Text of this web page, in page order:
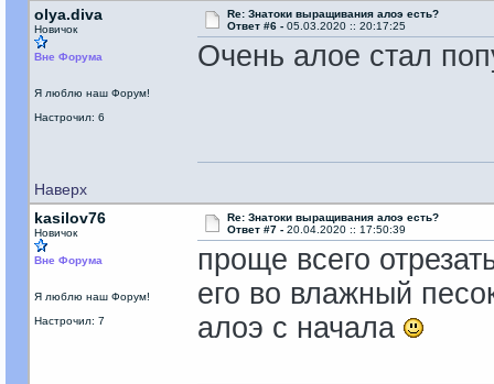
olya.diva
Новичок
Вне Форума
Я люблю наш Форум!
Настрочил: 6
Re: Знатоки выращивания алоэ есть?
Ответ #6 - 05.03.2020 :: 20:17:25
Очень алое стал
Наверх
kasilov76
Новичок
Вне Форума
Я люблю наш Форум!
Настрочил: 7
Re: Знатоки выращивания алоэ есть?
Ответ #7 - 20.04.2020 :: 17:50:39
проще всего
его во влажный
алоэ с начала